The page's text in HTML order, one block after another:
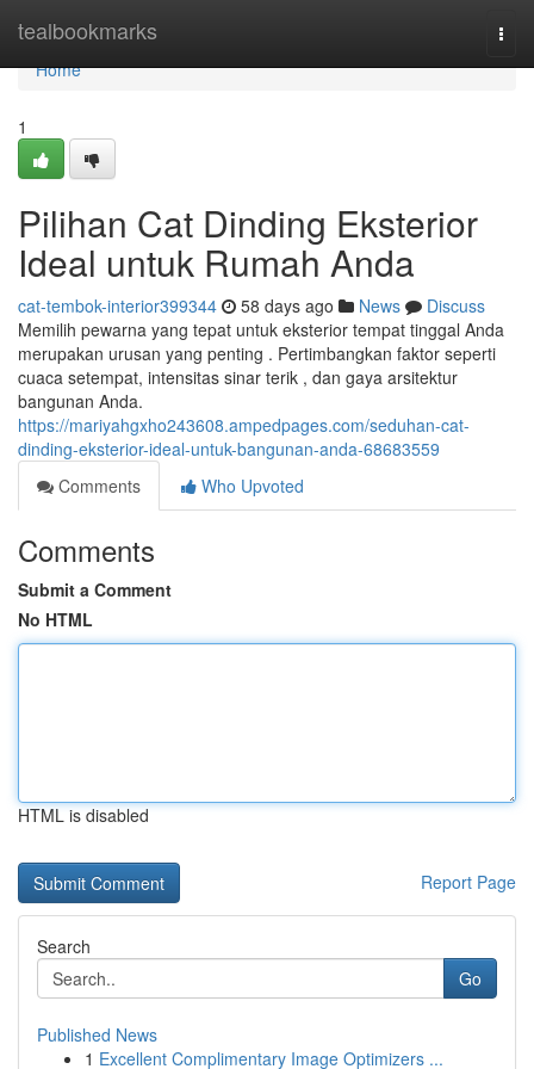
tealbookmarks
Home
Home
1
Pilihan Cat Dinding Eksterior
Ideal untuk Rumah Anda
cat-tembok-interior399344 58 days ago News
Discuss
Memilih pewarna yang tepat untuk eksterior tempat tinggal Anda
merupakan urusan yang penting . Pertimbangkan faktor seperti
cuaca setempat, intensitas sinar terik , dan gaya arsitektur
bangunan Anda.
https://mariyahgxho243608.ampedpages.com/seduhan-cat-
dinding-eksterior-ideal-untuk-bangunan-anda-68683559
Comments
Who Upvoted
Comments
Submit a Comment
No HTML
HTML is disabled
Report Page
Search
Go
Published News
1 Excellent Complimentary Image Optimizers ...